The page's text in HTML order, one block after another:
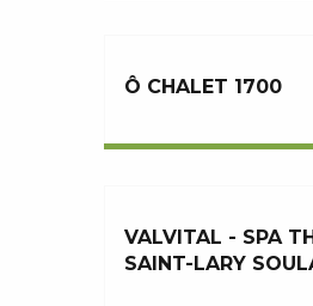
Ô CHALET 1700
VALVITAL - SPA
SAINT-LARY